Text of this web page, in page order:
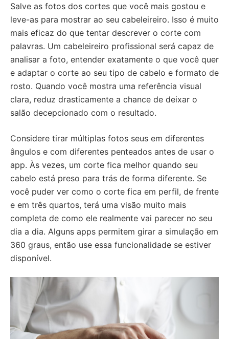
Salve as fotos dos cortes que você mais gostou e
leve-as para mostrar ao seu cabeleireiro. Isso é muito
mais eficaz do que tentar descrever o corte com
palavras. Um cabeleireiro profissional será capaz de
analisar a foto, entender exatamente o que você quer
e adaptar o corte ao seu tipo de cabelo e formato de
rosto. Quando você mostra uma referência visual
clara, reduz drasticamente a chance de deixar o
salão decepcionado com o resultado.
Considere tirar múltiplas fotos seus em diferentes
ângulos e com diferentes penteados antes de usar o
app. Às vezes, um corte fica melhor quando seu
cabelo está preso para trás de forma diferente. Se
você puder ver como o corte fica em perfil, de frente
e em três quartos, terá uma visão muito mais
completa de como ele realmente vai parecer no seu
dia a dia. Alguns apps permitem girar a simulação em
360 graus, então use essa funcionalidade se estiver
disponível.